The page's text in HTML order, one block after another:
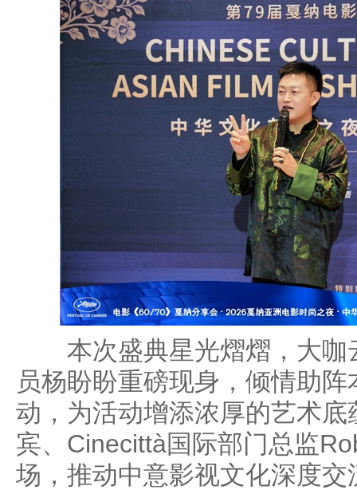
本次盛典星光熠熠，大咖
员杨盼盼重磅现身，倾情助
动，为活动增添浓厚的艺术
宾、Cinecittà国际部门总监
场，推动中意影视文化深度